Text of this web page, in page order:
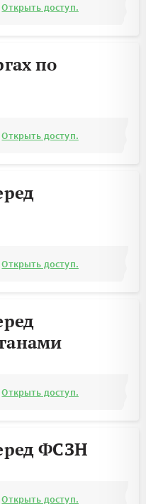
Открыть доступ.
по
Открыть доступ.
Открыть доступ.
Открыть доступ.
ФСЗН
Открыть доступ.